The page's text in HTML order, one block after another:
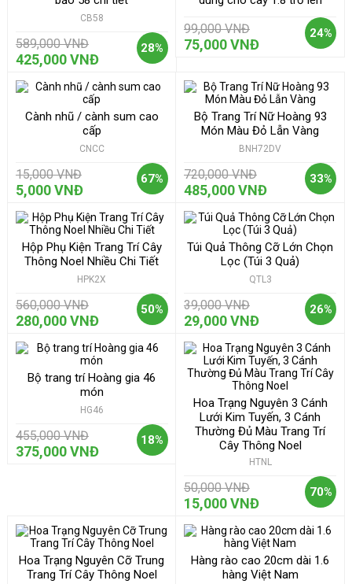
28%
CB58
589,000 VNĐ
425,000 VNĐ
24%
99,000 VNĐ
75,000 VNĐ
67%
Cành nhũ / cành sum cao
cấp
CNCC
15,000 VNĐ
5,000 VNĐ
33%
Bộ Trang Trí Nữ Hoàng 93
Món Màu Đỏ Lẫn Vàng
BNH72DV
720,000 VNĐ
485,000 VNĐ
50%
Hộp Phụ Kiện Trang Trí Cây
Thông Noel Nhiều Chi Tiết
HPK2X
560,000 VNĐ
280,000 VNĐ
26%
Túi Quả Thông Cỡ Lớn Chọn
Lọc (Túi 3 Quả)
QTL3
39,000 VNĐ
29,000 VNĐ
18%
Bộ trang trí Hoàng gia 46
món
HG46
455,000 VNĐ
375,000 VNĐ
70%
Hoa Trạng Nguyên 3 Cánh
Lưới Kim Tuyến, 3 Cánh
Thường Đủ Màu Trang Trí
Cây Thông Noel
HTNL
50,000 VNĐ
15,000 VNĐ
Hoa Trạng Nguyên Cỡ Trung
Trang Trí Cây Thông Noel
Hàng rào cao 20cm dài 1.6
hàng Việt Nam